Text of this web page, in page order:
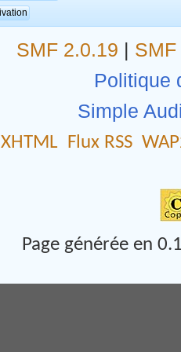
SMF 2.0.19 |
Politique
Simple
XHTML Flux RSS
Page générée en